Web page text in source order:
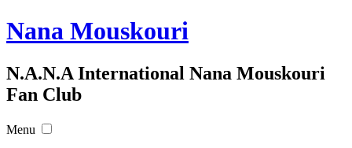
Nana Mouskouri
N.A.N.A International Nana Mouskouri
Fan Club
Menu